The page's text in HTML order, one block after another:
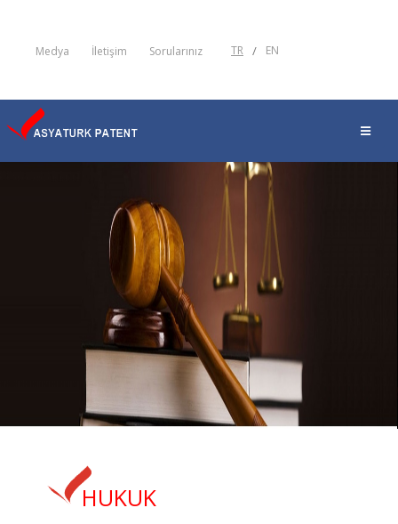
Medya İletişim Sorularınız TR / EN
HUKUK